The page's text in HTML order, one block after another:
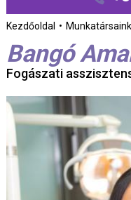
Kezdőoldal Munkatársaink
Bangó
Fogászati